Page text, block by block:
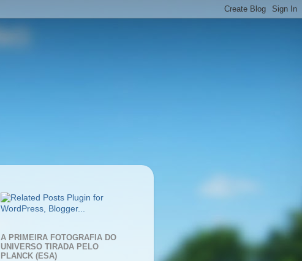
A PRIMEIRA FOTOGRAFIA DO
UNIVERSO TIRADA PELO
PLANCK (ESA)